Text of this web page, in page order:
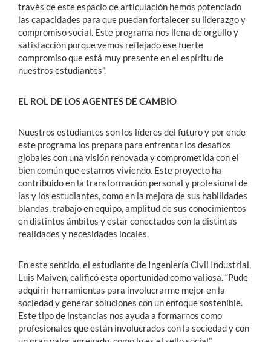
través de este espacio de articulación hemos potenciado
las capacidades para que puedan fortalecer su liderazgo y
compromiso social. Este programa nos llena de orgullo y
satisfacción porque vemos reflejado ese fuerte
compromiso que está muy presente en el espíritu de
nuestros estudiantes”.
EL ROL DE LOS AGENTES DE CAMBIO
Nuestros estudiantes son los líderes del futuro y por ende
este programa los prepara para enfrentar los desafíos
globales con una visión renovada y comprometida con el
bien común que estamos viviendo. Este proyecto ha
contribuido en la transformación personal y profesional de
las y los estudiantes, como en la mejora de sus habilidades
blandas, trabajo en equipo, amplitud de sus conocimientos
en distintos ámbitos y estar conectados con la distintas
realidades y necesidades locales.
En este sentido, el estudiante de Ingeniería Civil Industrial,
Luis Maiven, calificó esta oportunidad como valiosa. “Pude
adquirir herramientas para involucrarme mejor en la
sociedad y generar soluciones con un enfoque sostenible.
Este tipo de instancias nos ayuda a formarnos como
profesionales que están involucrados con la sociedad y con